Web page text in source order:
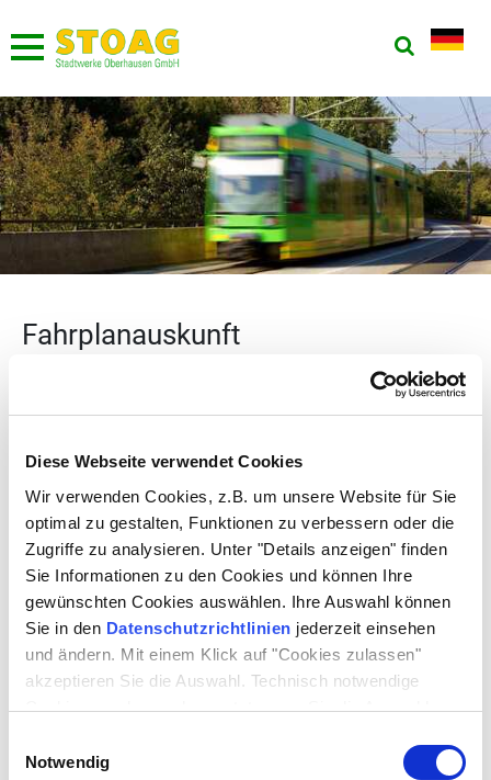
Diese Webseite verwendet Cookies
Wir verwenden Cookies, z.B. um unsere Website für Sie
optimal zu gestalten, Funktionen zu verbessern oder die
Zugriffe zu analysieren. Unter "Details anzeigen" finden
Sie Informationen zu den Cookies und können Ihre
gewünschten Cookies auswählen. Ihre Auswahl können
Sie in den Datenschutzrichtlinien jederzeit einsehen
und ändern. Mit einem Klick auf "Cookies zulassen"
akzeptieren Sie die Auswahl. Technisch notwendige
Cookies werden auch gesetzt, wenn Sie die Auswahl
Notwendig
Fahrplanauskunft